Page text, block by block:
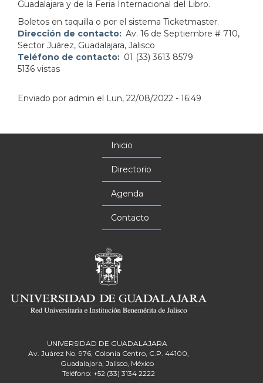
Guadalajara y de la Feria Internacional del Libro.
Boletos en taquilla o por el sistema Ticketmaster.
Dirección de contacto
Av. 16 de Septiembre # 710,
Sector Juárez, Guadalajara, Jalisco
Teléfono de contacto
01 (33) 3613 8579
5136 vistas
Enviado por admin el Lun, 22/08/2022 - 16:49
Inicio
Directorio
Agenda
Contacto
UNIVERSIDAD DE GUADALAJARA
Av. Juárez No. 976, Colonia Centro, C.P. 44100,
Guadalajara, Jalisco, México
Teléfono: +52 (33) 3134 2222